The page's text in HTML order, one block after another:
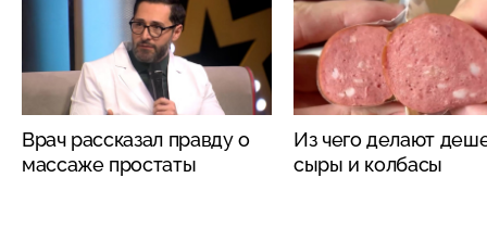
Врач рассказал правду о
массаже простаты
Из чего делают
сыры и колбасы